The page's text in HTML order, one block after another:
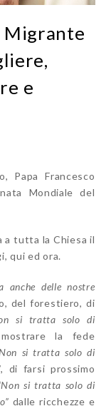
Migrante
e
Papa Francesco
Mondiale del
a tutta la Chiesa il
qui ed ora.
delle nostre
del forestiero, di
si tratta solo di
la fede
si tratta solo di
, di farsi prossimo
si tratta solo di
dalle ricchezze e